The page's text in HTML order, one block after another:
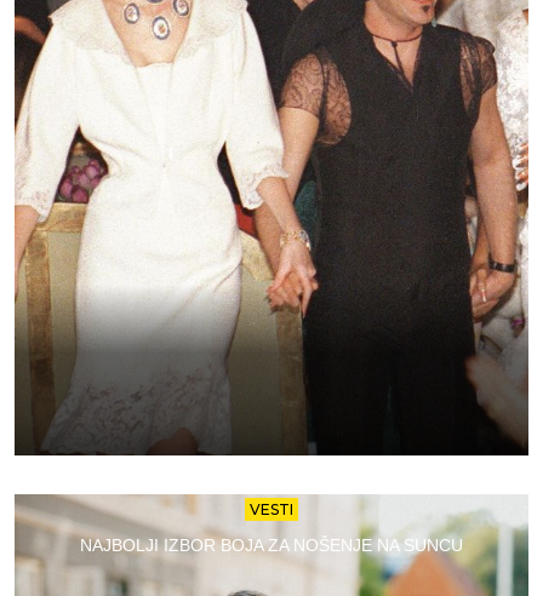
VESTI
NAJBOLJI IZBOR BOJA ZA NOŠENJE NA SUNCU